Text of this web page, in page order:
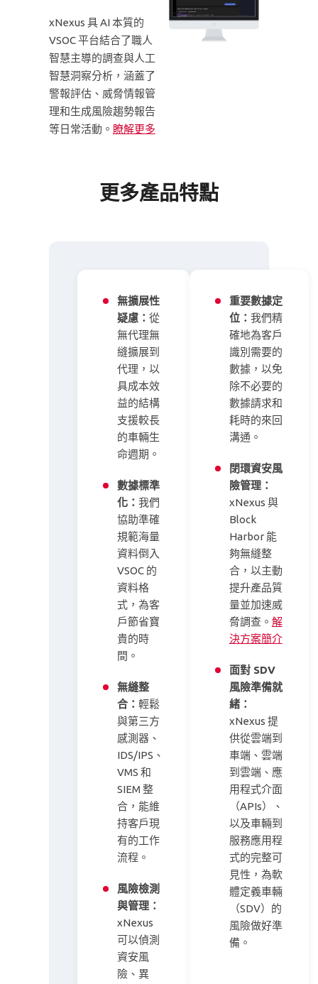
xNexus 具 AI 本質的
VSOC 平台結合了職人
智慧主導的調查與人工
智慧洞察分析，涵蓋了
警報評估、威脅情報管
理和生成風險趨勢報告
等日常活動。 瞭解更多
更多產品特點
無擴展性
疑慮： 從
無代理無
縫擴展到
代理，以
具成本效
益的結構
支援較長
的車輛生
命週期。
數據標準
化： 我們
協助準確
規範海量
資料倒入
VSOC 的
資料格
式，為客
戶節省寶
貴的時
間。
無縫整
合： 輕鬆
與第三方
感測器、
IDS/IPS、
VMS 和
SIEM 整
合，能維
持客戶現
有的工作
流程。
風險檢測
與管理：
xNexus
可以偵測
資安風
險、異
重要數據定
位： 我們精
確地為客戶
識別需要的
數據，以免
除不必要的
數據請求和
耗時的來回
溝通。
閉環資安風
險管理：
xNexus 與
Block
Harbor 能
夠無縫整
合，以主動
提升產品質
量並加速威
脅調查。 解
決方案簡介
面對 SDV
風險準備就
緒：
xNexus 提
供從雲端到
車端、雲端
到雲端、應
用程式介面
（APIs）、
以及車輛到
服務應用程
式的完整可
見性，為軟
體定義車輛
（SDV）的
風險做好準
備。